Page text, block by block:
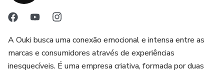
A Ouki busca uma conexão emocional e intensa entre as
marcas e consumidores através de experiências
inesquecíveis. É uma empresa criativa, formada por duas